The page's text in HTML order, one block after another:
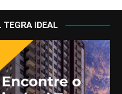
TEGRA IDEAL